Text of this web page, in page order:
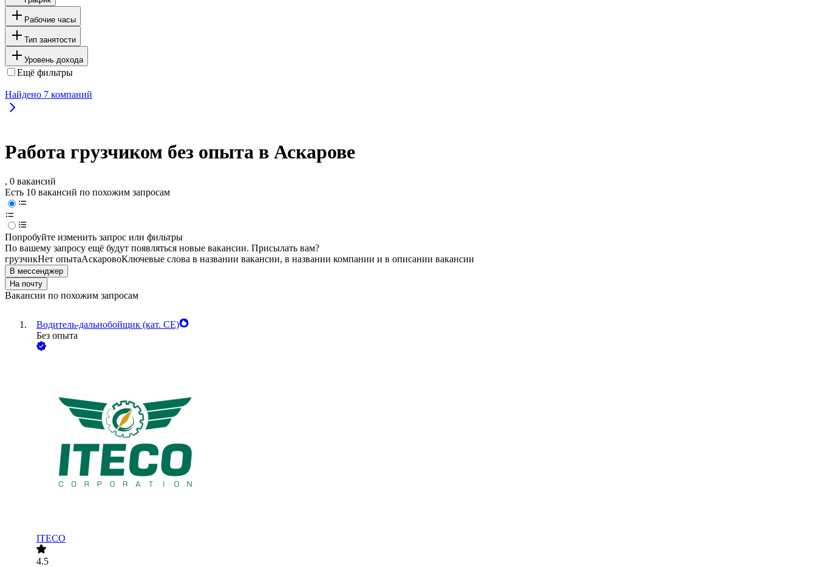
Рабочие часы
Тип занятости
Уровень дохода
Ещё фильтры
Найдено 7 компаний
Работа грузчиком без опыта в Аскарове
, 0 вакансий
Есть 10 вакансий по похожим запросам
Попробуйте изменить запрос или фильтры
По вашему запросу ещё будут появляться новые вакансии. Присылать вам?
грузчикНет опытаАскаровоКлючевые слова в названии вакансии, в названии компании и в описании вакансии
В мессенджер
На почту
Вакансии по похожим запросам
Водитель-дальнобойщик (кат. CE)
Без опыта
ITECO
4.5